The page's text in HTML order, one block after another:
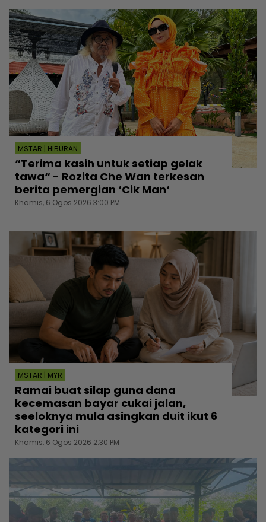
MSTAR | HIBURAN
“Terima kasih untuk setiap gelak
tawa“ - Rozita Che Wan terkesan
berita pemergian ‘Cik Man‘
Khamis, 6 Ogos 2026 3:00 PM
MSTAR | MYR
Ramai buat silap guna dana
kecemasan bayar cukai jalan,
seeloknya mula asingkan duit ikut 6
kategori ini
Khamis, 6 Ogos 2026 2:30 PM